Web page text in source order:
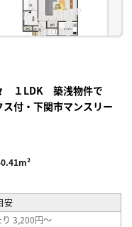
々 １LDK 築浅物件で
付・下関市マンスリー
安
り 3,200円～